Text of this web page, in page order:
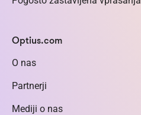
Optius.com
O nas
Partnerji
Mediji o nas